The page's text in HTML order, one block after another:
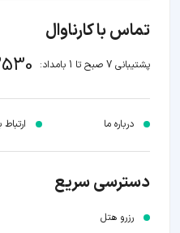
تماس با کارناوال
پشتیبانی 7 صبح تا 1 بامداد:
درباره ما ارتباط
دسترسی سریع
رزرو هتل